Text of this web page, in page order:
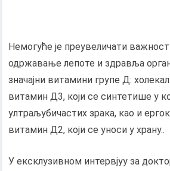
Немогуће је преувеличати
одржавање лепоте и здравља
значајни витамини групе Д:
витамин Д3, који се синтетише у
ултраљубичастих зрака, као и
витамин Д2, који се уноси у храну..
У ексклузивном интервјуу за